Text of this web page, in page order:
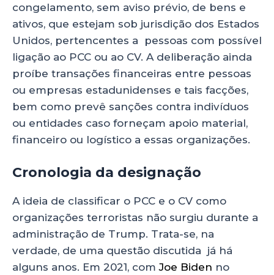
congelamento, sem aviso prévio, de bens e
ativos, que estejam sob jurisdição dos Estados
Unidos, pertencentes a pessoas com possível
ligação ao PCC ou ao CV. A deliberação ainda
proíbe transações financeiras entre pessoas
ou empresas estadunidenses e tais facções,
bem como prevê sanções contra indivíduos
ou entidades caso forneçam apoio material,
financeiro ou logístico a essas organizações.
Cronologia da designação
A ideia de classificar o PCC e o CV como
organizações terroristas não surgiu durante a
administração de Trump. Trata-se, na
verdade, de uma questão discutida já há
alguns anos. Em 2021, comJoe Biden no